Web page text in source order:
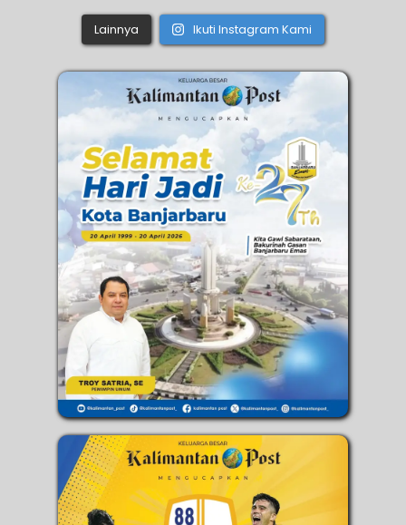
Lainnya Ikuti Instagram Kami